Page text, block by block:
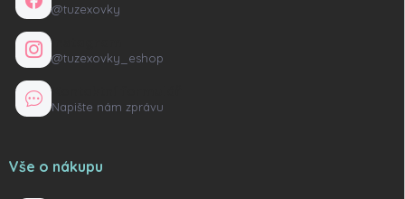
@tuzexovky
@tuzexovky_eshop
Napište nám zprávu
Vše o nákupu